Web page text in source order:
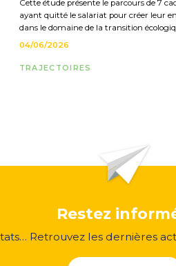
Cette étude présente le parcours de 7
ayant quitté le salariat pour créer leur
dans le domaine de la transition
04/06/2026
TRAJECTOIRES
Restez
Retrouvez les dernières